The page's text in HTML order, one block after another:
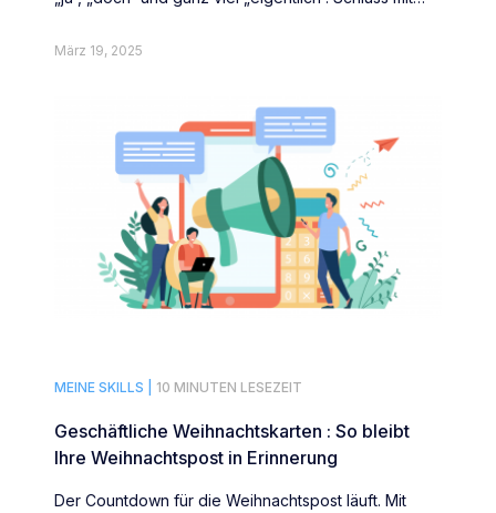
März 19, 2025
MEINE SKILLS | 10 MINUTEN LESEZEIT
Geschäftliche Weihnachtskarten : So bleibt
Ihre Weihnachtspost in Erinnerung
Der Countdown für die Weihnachtspost läuft. Mit